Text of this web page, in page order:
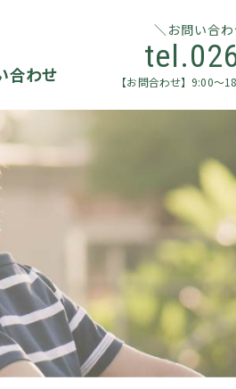
合わせ
お問い合
【お問合わせ】9:00